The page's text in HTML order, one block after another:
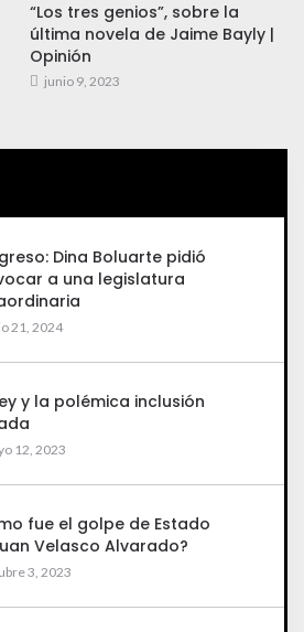
“Los tres genios”, sobre la
última novela de Jaime Bayly |
Opinión
junio 9, 2023
Dina Boluarte pidió
a una legislatura
21, 2024
y la polémica inclusión
12, 2023
fue el golpe de Estado
Velasco Alvarado?
3, 2023